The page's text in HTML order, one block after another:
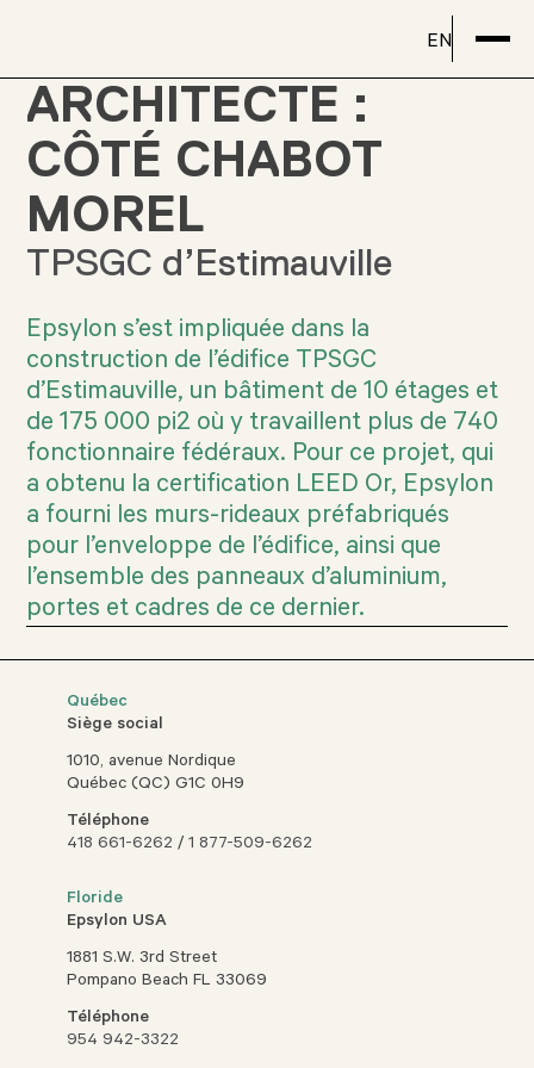
EN
ARCHITECTE :
CÔTÉ CHABOT
MOREL
TPSGC d’Estimauville
Epsylon s’est impliquée dans la
construction de l’édifice TPSGC
d’Estimauville, un bâtiment de 10 étages et
de 175 000 pi2 où y travaillent plus de 740
fonctionnaire fédéraux. Pour ce projet, qui
a obtenu la certification LEED Or, Epsylon
a fourni les murs-rideaux préfabriqués
pour l’enveloppe de l’édifice, ainsi que
l’ensemble des panneaux d’aluminium,
portes et cadres de ce dernier.
Québec
Siège social
1010, avenue Nordique
Québec (QC) G1C 0H9
Téléphone
418 661-6262 /1 877-509-6262
Floride
Epsylon USA
1881 S.W. 3rd Street
Pompano Beach FL 33069
Téléphone
954 942-3322